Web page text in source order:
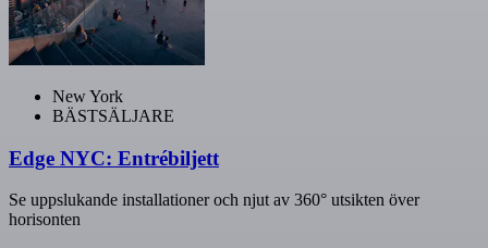
New York
BÄSTSÄLJARE
Edge NYC: Entrébiljett
Se uppslukande installationer och njut av 360° utsikten över
horisonten